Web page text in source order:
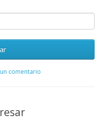
comentario